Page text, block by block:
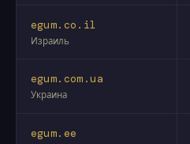
egum.co.il
Израиль
egum.com.ua
Украина
egum.ee